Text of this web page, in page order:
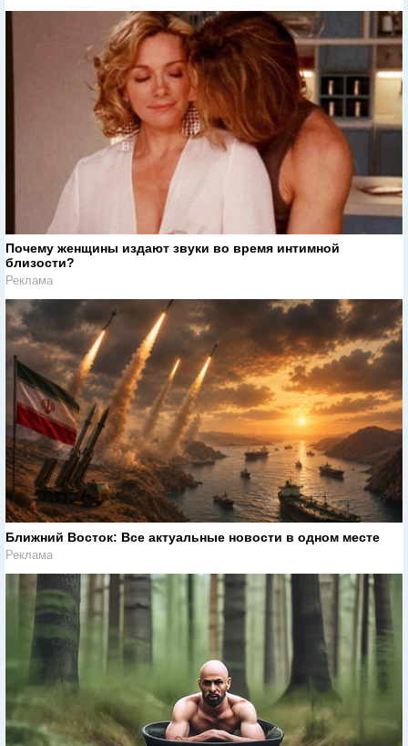
Почему женщины издают звуки во время интимной
близости?
Реклама
Ближний Восток: Все актуальные новости в одном месте
Реклама